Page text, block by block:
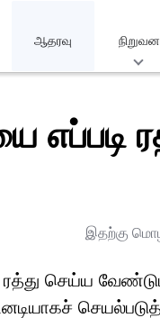
ஆதரவு
இதற்கு
செய்ய